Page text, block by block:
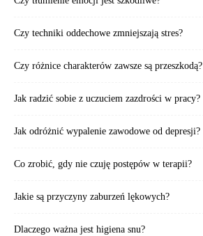
Czy techniki oddechowe zmniejszają stres?
Czy różnice charakterów zawsze są przeszkodą?
Jak radzić sobie z uczuciem zazdrości w pracy?
Jak odróżnić wypalenie zawodowe od depresji?
Co zrobić, gdy nie czuję postępów w terapii?
Jakie są przyczyny zaburzeń lękowych?
Dlaczego ważna jest higiena snu?